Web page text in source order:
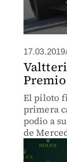
El piloto
primera
podio a
de